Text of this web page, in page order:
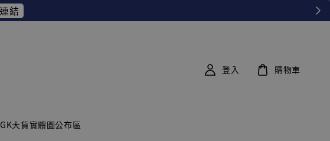
GK大貨實體圖公布區
登入 購物車